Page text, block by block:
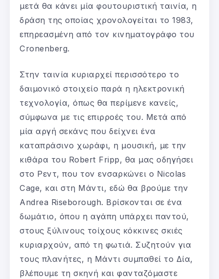
μετά θα κάνει μία φουτουριστική ταινία, η
δράση της οποίας χρονολογείται το 1983,
επηρεασμένη από τον κινηματογράφο του
Cronenberg.
Στην ταινία κυριαρχεί περισσότερο το
δαιμονικό στοιχείο παρά η ηλεκτρονική
τεχνολογία, όπως θα περίμενε κανείς,
σύμφωνα με τις επιρροές του. Μετά από
μία αργή σεκάνς που δείχνει ένα
καταπράσινο χωράφι, η μουσική, με την
κιθάρα του Robert Fripp, θα μας οδηγήσει
στο Ρεντ, που τον ενσαρκώνει ο Nicolas
Cage, και στη Μάντι, εδώ θα βρούμε την
Andrea Riseborough. Βρίσκονται σε ένα
δωμάτιο, όπου η αγάπη υπάρχει παντού,
στους ξύλινους τοίχους κόκκινες σκιές
κυριαρχούν, από τη φωτιά. Συζητούν για
τους πλανήτες, η Μάντι συμπαθεί το Δία,
βλέπουμε τη σκηνή και φανταζόμαστε